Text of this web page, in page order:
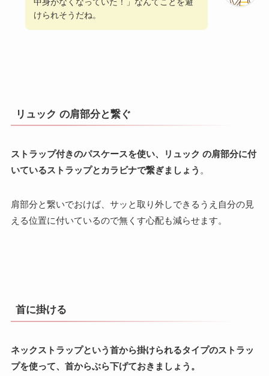
けられそうだね。
リュック の肩部分と繋ぐ
ストラップ付きのパスケースを使い、リュック の肩部分に付
いているストラップとカラビナで繋ぎましょう 。
肩部分と繋いでおけば、サッと取り外しできるうえ自分の見
える位置に付いているので無くす心配も減らせます。
首に掛ける
ネックストラップという首から掛けられるタイプのストラッ
プを使って、首からぶら下げておきましょう。